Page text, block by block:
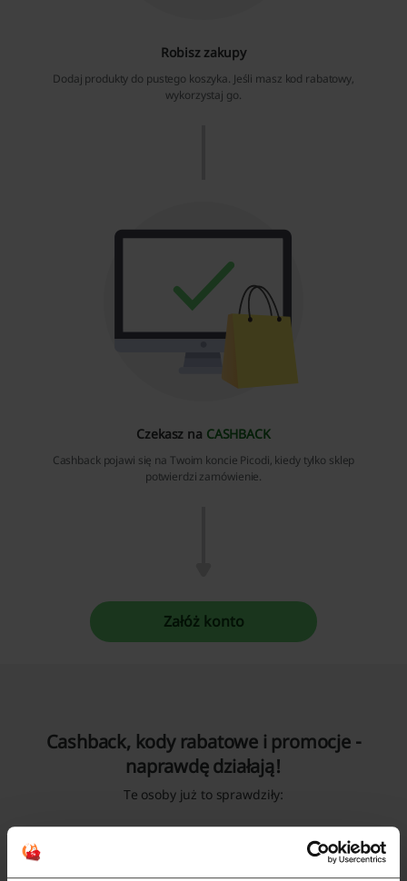
Robisz zakupy
Dodaj produkty do pustego koszyka. Jeśli masz kod rabatowy,
wykorzystaj go.
Czekasz na CASHBACK
Cashback pojawi się na Twoim koncie Picodi, kiedy tylko sklep
potwierdzi zamówienie.
Załóż konto
Cashback, kody rabatowe i promocje -
naprawdę działają!
Te osoby już to sprawdziły:
Roman